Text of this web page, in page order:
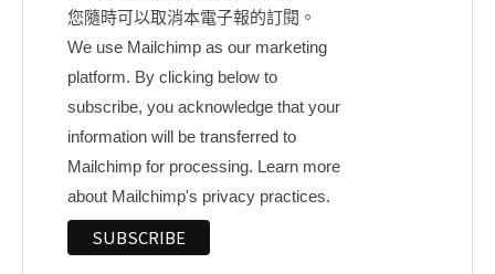
您隨時可以取消本電子報的訂閱。
We use Mailchimp as our marketing
platform. By clicking below to
subscribe, you acknowledge that your
information will be transferred to
Mailchimp for processing. Learn more
about Mailchimp's privacy practices.